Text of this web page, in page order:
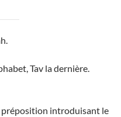
Tav la dernière.
préposition introduisant le